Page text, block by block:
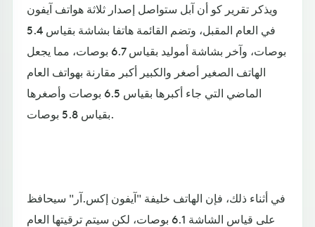
ويذكر تقرير كو أن آبل ستواصل إصدار ثلاثة هواتف آيفون
في العام المقبل، وتضم القائمة هاتفا بشاشة بقياس 5.4
بوصات، وآخر بشاشة أموليد بقياس 6.7 بوصات، مما يجعل
الهاتف الصغير أصغر والكبير أكبر مقارنة بهواتف العام
الماضي التي جاء أكبرها بقياس 6.5 بوصات وأصغرها
بقياس 5.8 بوصات.
في أثناء ذلك، فإن الهاتف خليفة "آيفون إكس.آر" سيحافظ
على قياس الشاشة 6.1 بوصات، لكن سيتم ترقيتها العام